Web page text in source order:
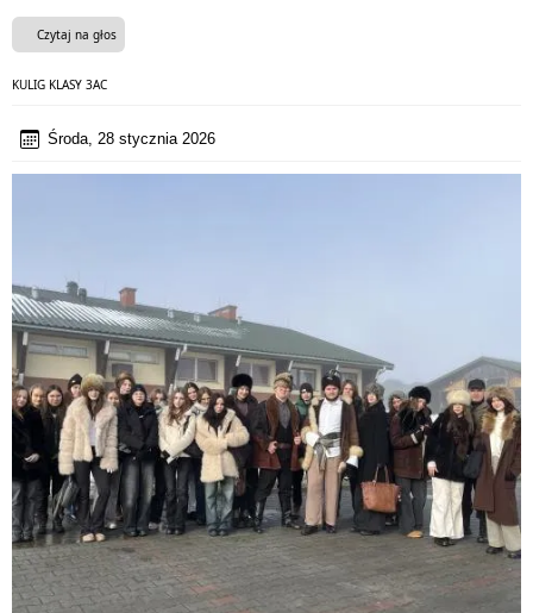
Czytaj na głos
KULIG KLASY 3AC
Środa, 28 stycznia 2026